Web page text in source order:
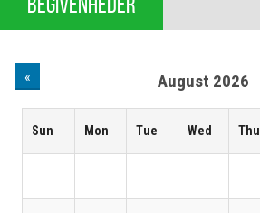
« August 2026
Sun Mon Tue Wed Thu